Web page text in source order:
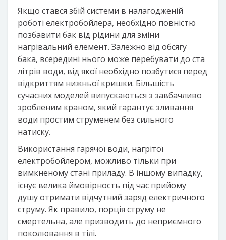
Якщо стався збій системи в налагодженій
роботі електробойлера, необхідно повністю
позбавити бак від рідини для зміни
нагрівальний елемент. Залежно від обсягу
бака, всередині нього може перебувати до ста
літрів води, від якої необхідно позбутися перед
відкриттям нижньої кришки. Більшість
сучасних моделей випускаються з завбачливо
зробленим краном, який гарантує зливання
води простим струменем без сильного
натиску.
Використання гарячої води, нагрітої
електробойлером, можливо тільки при
вимкненому стані приладу. В іншому випадку,
існує велика ймовірность під час прийому
душу отримати відчутний заряд електричного
струму. Як правило, порція струму не
смертельна, але призводить до неприємного
поколювання в тілі.